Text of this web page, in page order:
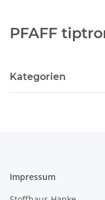
PFAFF
Kategorien
Impressum